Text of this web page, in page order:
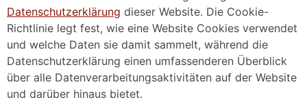
Datenschutzerklärung dieser Website. Die Cookie-
Richtlinie legt fest, wie eine Website Cookies verwendet
und welche Daten sie damit sammelt, während die
Datenschutzerklärung einen umfassenderen Überblick
über alle Datenverarbeitungsaktivitäten auf der Website
und darüber hinaus bietet.